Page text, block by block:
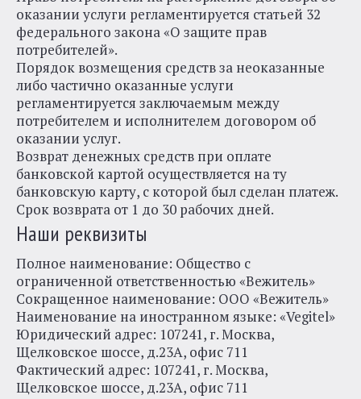
оказании услуги регламентируется статьей 32
федерального закона «О защите прав
потребителей».
Порядок возмещения средств за неоказанные
либо частично оказанные услуги
регламентируется заключаемым между
потребителем и исполнителем договором об
оказании услуг.
Возврат денежных средств при оплате
банковской картой осуществляется на ту
банковскую карту, с которой был сделан платеж.
Срок возврата от 1 до 30 рабочих дней.
Наши реквизиты
Полное наименование: Общество с
ограниченной ответственностью «Вежитель»
Сокращенное наименование: ООО «Вежитель»
Наименование на иностранном языке: «Vegitel»
Юридический адрес: 107241, г. Москва,
Щелковское шоссе, д.23А, офис 711
Фактический адрес: 107241, г. Москва,
Щелковское шоссе, д.23А, офис 711